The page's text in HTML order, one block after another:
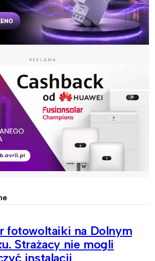
REKLAMA
fotowoltaiki na Dolnym
Strażacy nie mogli
instalacji